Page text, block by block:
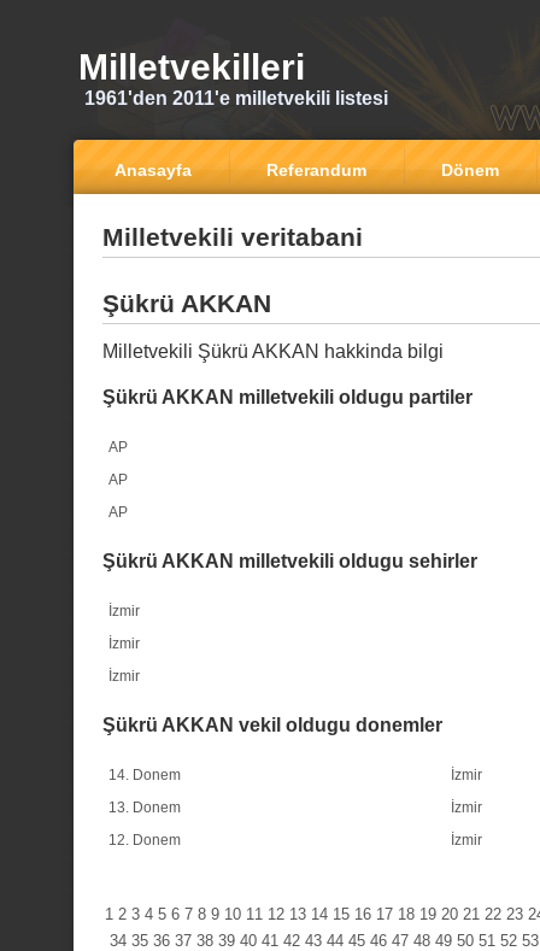
Milletvekilleri
1961'den 2011'e milletvekili listesi
Anasayfa Referandum Dönem
Milletvekili veritabani
Şükrü AKKAN
Milletvekili Şükrü AKKAN hakkinda bilgi
Şükrü AKKAN milletvekili oldugu partiler
AP
AP
AP
Şükrü AKKAN milletvekili oldugu sehirler
İzmir
İzmir
İzmir
Şükrü AKKAN vekil oldugu donemler
14. Donem
İzmir
13. Donem
İzmir
12. Donem
İzmir
1 2 3 4 5 6 7 8 9 10 11 12 13 14 15 16 17 18 19 20 21 22 23
34 35 36 37 38 39 40 41 42 43 44 45 46 47 48 49 50 51 52 53